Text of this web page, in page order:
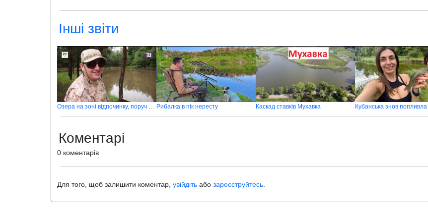
Інші звіти
Озера на зоні відпочинку, поруч з с. Великі Лази – ловля білого амура Рибалка в пік нересту Каскад ставків Мухавка
Коментарі
0 коментарів
Для того, щоб залишити коментар, увійдіть або зареєструйтесь